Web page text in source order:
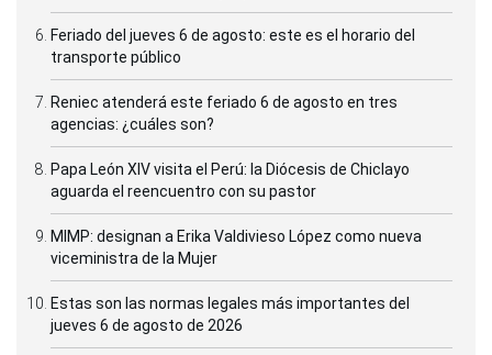
Feriado del jueves 6 de agosto: este es el horario del
transporte público
Reniec atenderá este feriado 6 de agosto en tres
agencias: ¿cuáles son?
Papa León XIV visita el Perú: la Diócesis de Chiclayo
aguarda el reencuentro con su pastor
MIMP: designan a Erika Valdivieso López como nueva
viceministra de la Mujer
Estas son las normas legales más importantes del
jueves 6 de agosto de 2026